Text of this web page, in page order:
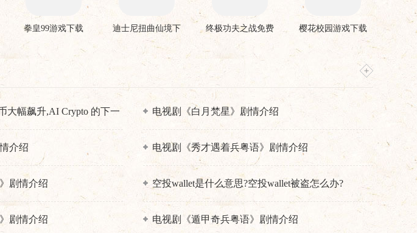
拳皇99游戏下载
迪士尼扭曲仙境下
载安装
终极功夫之战免费
樱花校园游戏下载
大幅飙升,AI Crypto 的下一
电视剧《白月梵星》剧情介绍
介绍 电视剧《秀才遇着兵粤语》剧情介绍
剧情介绍 空投wallet是什么意思?空投wallet被盗怎么办?
剧情介绍 电视剧《遁甲奇兵粤语》剧情介绍